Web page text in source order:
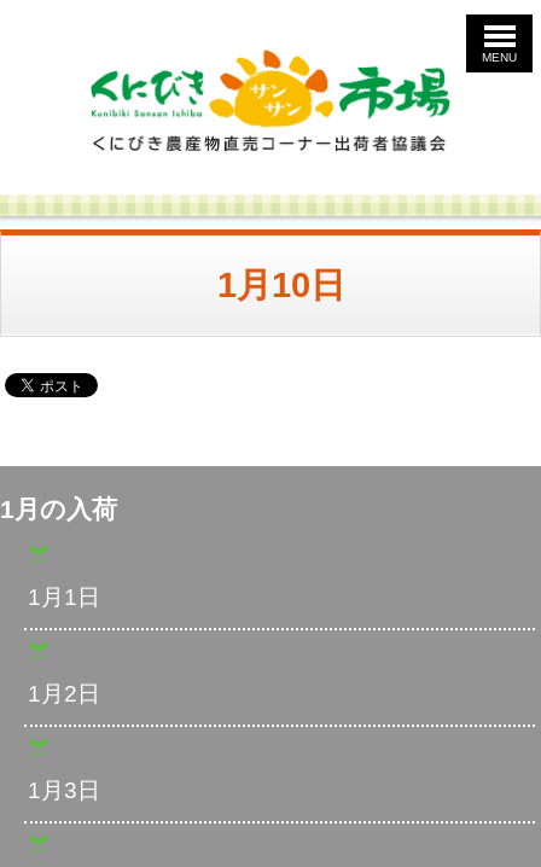
MENU
1月10日
1月の入荷
1月1日
1月2日
1月3日